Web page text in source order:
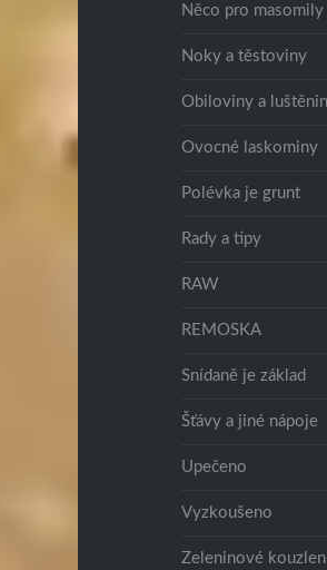
Něco pro masomily
Noky a těstoviny
Obiloviny a
Ovocné laskominy
Polévka je grunt
Rady a tipy
RAW
REMOSKA
Snídaně je základ
Šťávy a jiné nápoje
Upečeno
Vyzkoušeno
Zeleninové